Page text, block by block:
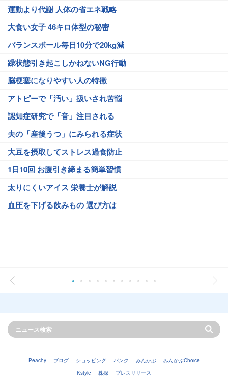
運動より代謝 人体の省エネ戦略
大食い女子 46キロ体型の秘密
バランスボール毎日10分で20kg減
躁状態引き起こしかねないNG行動
脳梗塞になりやすい人の特徴
アトピーで「汚い」扱いされ苦悩
認知症研究で「音」注目される
夫の「産後うつ」にみられる症状
大豆を摂取してストレス過食防止
1日10回 お腹引き締まる簡単習慣
太りにくいアイス 栄養士が解説
血圧を下げる飲みもの 選び方は
Peachy ブログ ショッピング バンク みんかぶ
みんかぶChoice
Kstyle
株探 プレスリリース